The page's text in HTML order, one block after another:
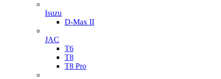
Isuzu
D-Max II
JAC
T6
T8
T8 Pro